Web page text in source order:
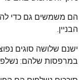
הם משמשים גם כדי
הבניין.
ישנם שלושה סוגים
במרפסות שלהם: